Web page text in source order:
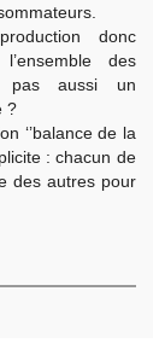
donc
des
pas aussi un
?
‘’balance de la
: chacun de
des autres pour